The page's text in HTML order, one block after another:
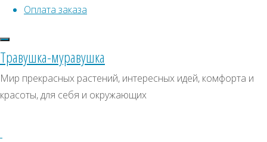
Оплата заказа
Травушка-муравушка
Мир прекрасных растений, интересных идей, комфорта и
красоты, для себя и окружающих
Поиск
растений
открытого
грунтаОвощиСтраница
Овощи
Искать:
СКИДКИ, АКЦИИ
Категории магазина